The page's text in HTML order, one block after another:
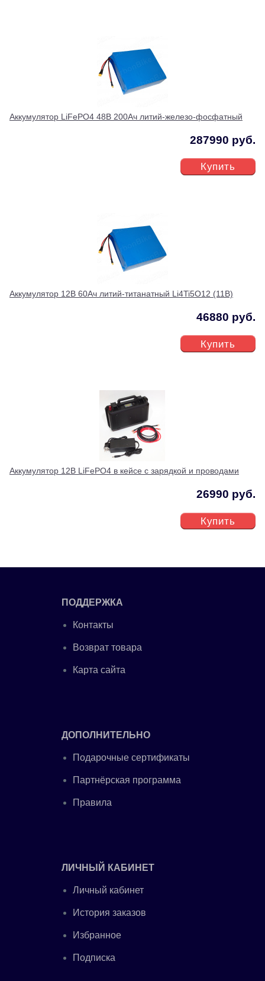
Аккумулятор LiFePO4 48В 200Ач литий-железо-фосфатный
287990 руб.
Купить
Аккумулятор 12В 60Ач литий-титанатный Li4Ti5O12 (11В)
46880 руб.
Купить
Аккумулятор 12В LiFePO4 в кейсе с зарядкой и проводами
26990 руб.
Купить
ПОДДЕРЖКА
Контакты
Возврат товара
Карта сайта
ДОПОЛНИТЕЛЬНО
Подарочные сертификаты
Партнёрская программа
Правила
ЛИЧНЫЙ КАБИНЕТ
Личный кабинет
История заказов
Избранное
Подписка